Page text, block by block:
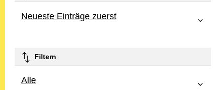
Neueste Einträge zuerst
Filtern
Alle